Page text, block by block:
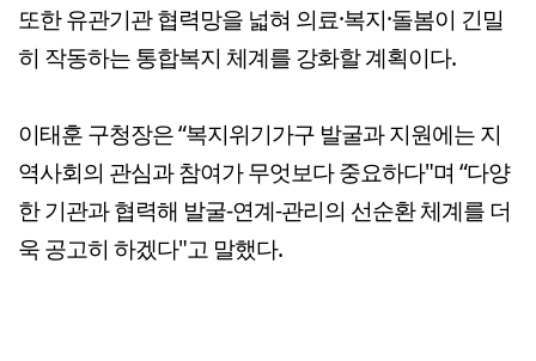
또한 유관기관 협력망을 넓혀 의료·복지·돌봄이 긴밀
히 작동하는 통합복지 체계를 강화할 계획이다.
이태훈 구청장은 “복지위기가구 발굴과 지원에는 지
역사회의 관심과 참여가 무엇보다 중요하다"며 “다양
한 기관과 협력해 발굴-연계-관리의 선순환 체계를 더
욱 공고히 하겠다"고 말했다.